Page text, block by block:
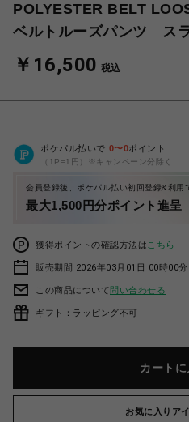
POLYESTER BELT
ベルトルーズパンツ ス
￥16,500 税込
ポケパル払いで 0〜0ポイント
（1P=1円）※キャンペーン分除く
会員登録後、ポケパル払い初回登録&利用
最大1,500円分ポイント進呈
獲得ポイントの確認方法は こちら
販売期間 2026年03月01日 00時00
この商品について問い合わせる
ギフト：ラッピング不可
カート
お気に入りア